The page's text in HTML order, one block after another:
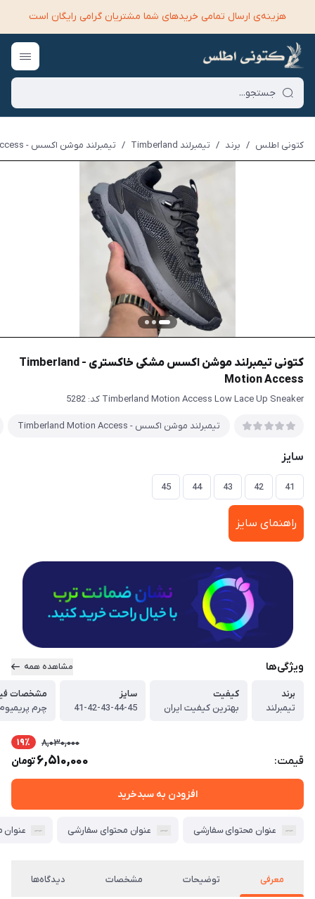
هزینه‌ی ارسال تمامی خرید‌های شما مشتریان گرامی رایگان است
کتونی اطلس / برند / تیمبرلند Timberland / تیمبرلند موشن اکسس - Timberland Motion Access
کتونی تیمبرلند موشن اکسس مشکی خاکستری - Timberland
Motion Access
Timberland Motion Access Low Lace Up Sneaker کد: 5282
تیمبرلند موشن اکسس - Timberland Motion Access
سایز
41
42
43
44
45
راهنمای سایز
ویژگی‌ها مشاهده همه
برند
تیمبرلند
کیفیت
بهترین کیفیت ایران
سایز
41-42-43-44-45
مشخصات
قیمت:
8,030,000 19٪
6,510,000تومان
افزودن به سبدخرید
عنوان محتوای سفارشی عنوان محتوای سفارشی عنوان
معرفی توضیحات مشخصات دیدگاه‌ها